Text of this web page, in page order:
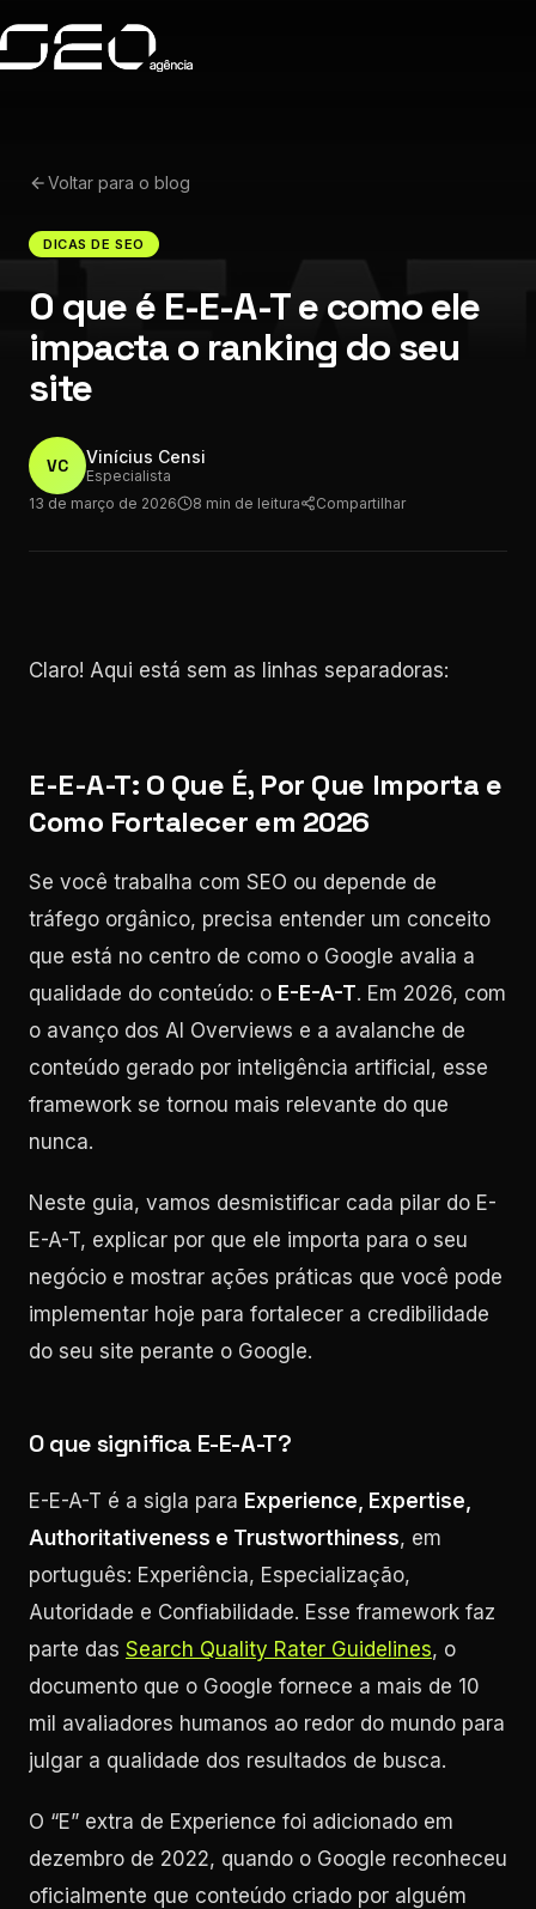
Voltar para o blog
DICAS DE SEO
O que é E-E-A-T e como ele
impacta o ranking do seu
site
VC Vinícius Censi
Especialista
13 de março de 2026
8 min de leitura Compartilhar
Claro! Aqui está sem as linhas separadoras:
E-E-A-T: O Que É, Por Que Importa e
Como Fortalecer em 2026
Se você trabalha com SEO ou depende de
tráfego orgânico, precisa entender um conceito
que está no centro de como o Google avalia a
qualidade do conteúdo: o E-E-A-T. Em 2026, com
o avanço dos AI Overviews e a avalanche de
conteúdo gerado por inteligência artificial, esse
framework se tornou mais relevante do que
nunca.
Neste guia, vamos desmistificar cada pilar do E-
E-A-T, explicar por que ele importa para o seu
negócio e mostrar ações práticas que você pode
implementar hoje para fortalecer a credibilidade
do seu site perante o Google.
O que significa E-E-A-T?
E-E-A-T é a sigla para Experience, Expertise,
Authoritativeness e Trustworthiness, em
português: Experiência, Especialização,
Autoridade e Confiabilidade. Esse framework faz
parte das Search Quality Rater Guidelines, o
documento que o Google fornece a mais de 10
mil avaliadores humanos ao redor do mundo para
julgar a qualidade dos resultados de busca.
O “E” extra de Experience foi adicionado em
dezembro de 2022, quando o Google reconheceu
oficialmente que conteúdo criado por alguém